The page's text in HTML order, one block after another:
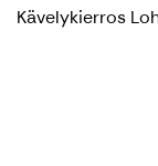
Kävelykierros